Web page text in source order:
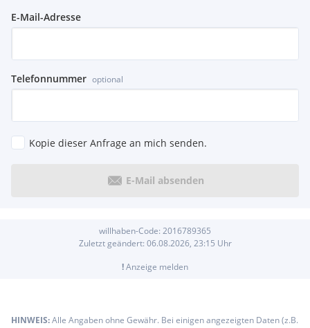
E-Mail-Adresse
Telefonnummer optional
Kopie dieser Anfrage an mich senden.
E-Mail absenden
willhaben-Code: 2016789365
Zuletzt geändert: 06.08.2026, 23:15 Uhr
!Anzeige melden
HINWEIS:Alle Angaben ohne Gewähr. Bei einigen angezeigten Daten (z.B.